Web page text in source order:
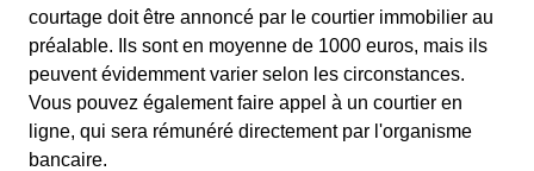
courtage doit être annoncé par le courtier immobilier au
préalable. Ils sont en moyenne de 1000 euros, mais ils
peuvent évidemment varier selon les circonstances.
Vous pouvez également faire appel à un courtier en
ligne, qui sera rémunéré directement par l'organisme
bancaire.